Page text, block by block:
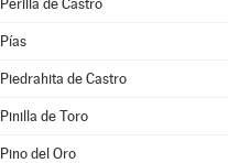
Perilla de Castro
Pías
Piedrahita de Castro
Pinilla de Toro
Pino del Oro